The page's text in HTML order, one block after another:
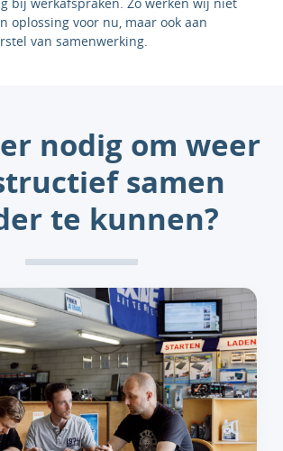
oplossing voor nu, maar ook aan
van samenwerking.
nodig om weer
samen
te kunnen?